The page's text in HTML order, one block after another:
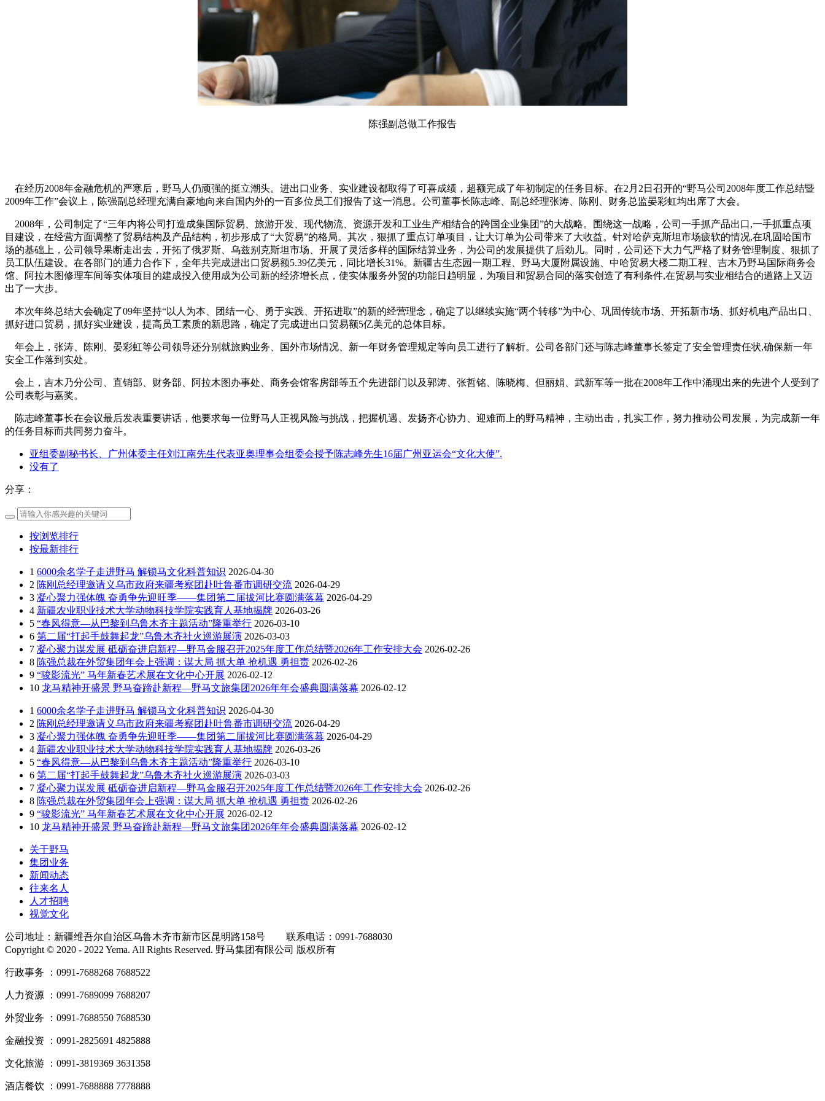
陈强副总做工作报告
在经历2008年金融危机的严寒后，野马人仍顽强的挺立潮头。进出口业务、实业建设都取得了可喜成绩，超额完成了年初制定的任务目标。在2月2日 召开的“野马公司2008年度工作总结暨
2009年工作”会议上，陈强副总经理充满自豪地向来自国内外的一百多位员工们报告了这一消息。公司董事长陈志峰、副总经理张涛、陈刚、财务总监晏彩虹均出席了大会。
2008年，公司制定了“三年内将公司打造成集国际贸易、旅游开发、现代物流、资源开发和工业生产相结合的跨国企业集团”的大战略。围绕这一战略，公司一手抓产品出口,一手抓重点项
目建设，在经营方面调整了贸易结构及产品结构，初步形成了“大贸易”的格局。其次，狠抓了重点订单项目，让大订单为公司带来了大收益。针对哈萨克斯坦市场疲软的情况,在巩固哈国市
场的基础上，公司领导果断走出去，开拓了俄罗斯、乌兹别克斯坦市场、开展了灵活多样的国际结算业务，为公司的发展提供了后劲儿。同时，公司还下大力气严格了财务管理制度、狠抓了
员工队伍建设。在各部门的通力合作下，全年共完成进出口贸易额5.39亿美元，同比增长31%。新疆古生态园一期工程、野马大厦附属设施、中哈贸易大楼二期工程、吉木乃野马国际商务会
馆、阿拉木图修理车间等实体项目的建成投入使用成为公司新的经济增长点，使实体服务外贸的功能日趋明显，为项目和贸易合同的落实创造了有利条件,在贸易与实业相结合的道路上又迈
出了一大步。
本次年终总结大会确定了09年坚持“以人为本、团结一心、勇于实践、开拓进取”的新的经营理念，确定了以继续实施“两个转移”为中心、巩固传统市场、开拓新市场、抓好机电产品出口、
抓好进口贸易，抓好实业建设，提高员工素质的新思路，确定了完成进出口贸易额5亿美元的总体目标。
年会上，张涛、陈刚、晏彩虹等公司领导还分别就旅购业务、国外市场情况、新一年财务管理规定等向员工进行了解析。公司各部门还与陈志峰董事长签定了安全管理责任状,确保新一年
安全工作落到实处。
会上，吉木乃分公司、直销部、财务部、阿拉木图办事处、商务会馆客房部等五个先进部门以及郭涛、张哲铭、陈晓梅、但丽娟、武新军等一批在2008年工作中涌现出来的先进个人受到了
公司表彰与嘉奖。
陈志峰董事长在会议最后发表重要讲话，他要求每一位野马人正视风险与挑战，把握机遇、发扬齐心协力、迎难而上的野马精神，主动出击，扎实工作，努力推动公司发展，为完成新一年
的任务目标而共同努力奋斗。
亚组委副秘书长、广州体委主任刘江南先生代表亚奥理事会组委会授予陈志峰先生16届广州亚运会“文化大使”.
没有了
分享：
按浏览排行
按最新排行
1 6000余名学子走进野马 解锁马文化科普知识 2026-04-30
2 陈刚总经理邀请义乌市政府来疆考察团赴吐鲁番市调研交流 2026-04-29
3 凝心聚力强体魄 奋勇争先迎旺季——集团第二届拔河比赛圆满落幕 2026-04-29
4 新疆农业职业技术大学动物科技学院实践育人基地揭牌 2026-03-26
5 “春风得意—从巴黎到乌鲁木齐主题活动”隆重举行 2026-03-10
6 第二届“打起手鼓舞起龙”乌鲁木齐社火巡游展演 2026-03-03
7 凝心聚力谋发展 砥砺奋进启新程—野马金服召开2025年度工作总结暨2026年工作安排大会 2026-02-26
8 陈强总裁在外贸集团年会上强调：谋大局 抓大单 抢机遇 勇担责 2026-02-26
9 “骏影流光” 马年新春艺术展在文化中心开展 2026-02-12
10 龙马精神开盛景 野马奋蹄赴新程—野马文旅集团2026年年会盛典圆满落幕 2026-02-12
1 6000余名学子走进野马 解锁马文化科普知识 2026-04-30
2 陈刚总经理邀请义乌市政府来疆考察团赴吐鲁番市调研交流 2026-04-29
3 凝心聚力强体魄 奋勇争先迎旺季——集团第二届拔河比赛圆满落幕 2026-04-29
4 新疆农业职业技术大学动物科技学院实践育人基地揭牌 2026-03-26
5 “春风得意—从巴黎到乌鲁木齐主题活动”隆重举行 2026-03-10
6 第二届“打起手鼓舞起龙”乌鲁木齐社火巡游展演 2026-03-03
7 凝心聚力谋发展 砥砺奋进启新程—野马金服召开2025年度工作总结暨2026年工作安排大会 2026-02-26
8 陈强总裁在外贸集团年会上强调：谋大局 抓大单 抢机遇 勇担责 2026-02-26
9 “骏影流光” 马年新春艺术展在文化中心开展 2026-02-12
10 龙马精神开盛景 野马奋蹄赴新程—野马文旅集团2026年年会盛典圆满落幕 2026-02-12
关于野马
集团业务
新闻动态
往来名人
人才招聘
视觉文化
公司地址：新疆维吾尔自治区乌鲁木齐市新市区昆明路158号
联系电话：0991-7688030
Copyright © 2020 - 2022 Yema. All Rights Reserved. 野马集团有限公司 版权所有
行政事务 ：0991-7688268 7688522
人力资源 ：0991-7689099 7688207
外贸业务 ：0991-7688550 7688530
金融投资 ：0991-2825691 4825888
文化旅游 ：0991-3819369 3631358
酒店餐饮 ：0991-7688888 7778888